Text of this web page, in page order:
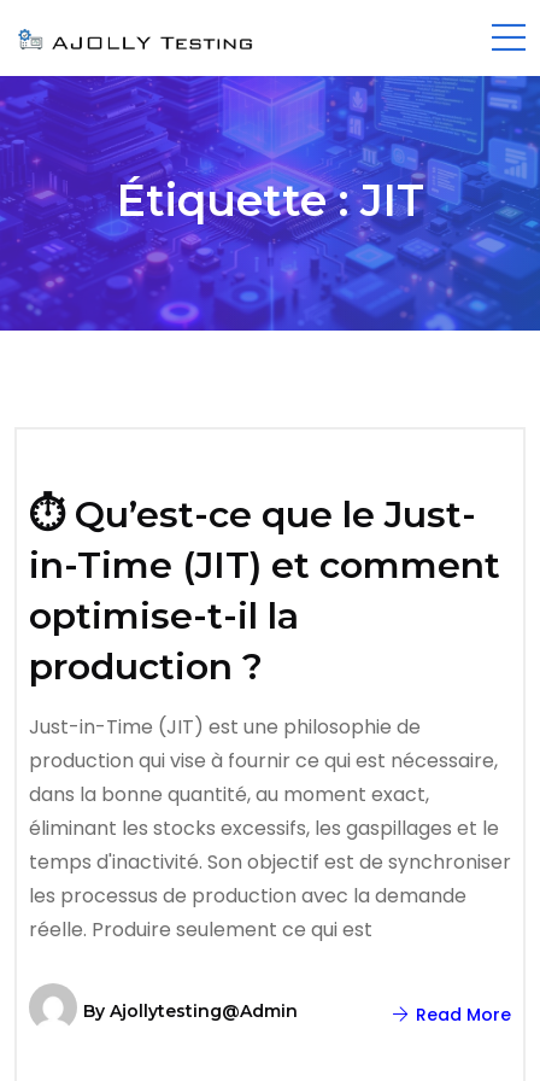
Étiquette :JIT
⏱️ Qu’est-ce que le Just-
in-Time (JIT) et comment
optimise-t-il la
production ?
Just-in-Time (JIT) est une philosophie de
production qui vise à fournir ce qui est nécessaire,
dans la bonne quantité, au moment exact,
éliminant les stocks excessifs, les gaspillages et le
temps d'inactivité. Son objectif est de synchroniser
les processus de production avec la demande
réelle. Produire seulement ce qui est
By Ajollytesting@admin Read More